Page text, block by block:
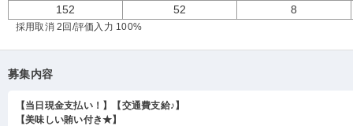
152 52 8
採用取消 2回 /評価入力 100%
募集内容
【当日現金支払い！】【交通費支給♪】
【美味しい賄い付き★】